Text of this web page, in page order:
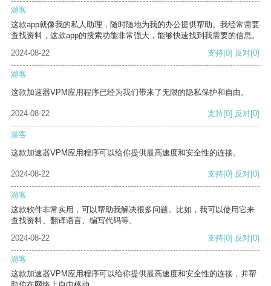
游客
这款app就像我的私人助理，随时随地为我的办公提供帮助。我经常需要
查找资料，这款app的搜索功能非常强大，能够快速找到我需要的信息。
2024-08-22
支持[0] 反对[0]
游客
这款加速器VPM应用程序已经为我们带来了无限的隐私保护和自由。
2024-08-22 支持[0] 反对[0]
游客
这款加速器VPM应用程序可以给你提供最高速度和安全性的连接。
2024-08-22 支持[0] 反对[0]
游客
这款软件非常实用，可以帮助我解决很多问题。比如，我可以使用它来
查找资料、翻译语言、编写代码等。
2024-08-22
支持[0] 反对[0]
游客
这款加速器VPM应用程序可以给你提供最高速度和安全性的连接，并帮